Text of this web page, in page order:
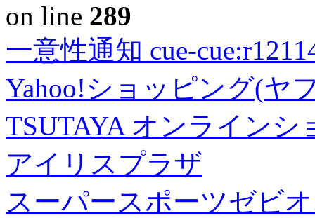
on line 289
一意性通知 cue-
Yahoo!ショッピング(ヤ
TSUTAYA オンラインシ
アイリスプラザ
スーパースポーツゼビ